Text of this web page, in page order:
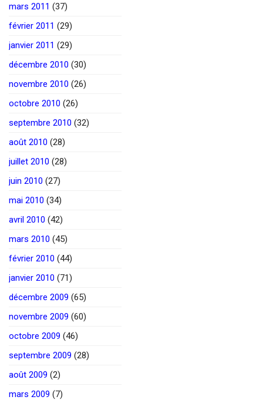
mars 2011 (37)
février 2011 (29)
janvier 2011 (29)
décembre 2010 (30)
novembre 2010 (26)
octobre 2010 (26)
septembre 2010 (32)
août 2010 (28)
juillet 2010 (28)
juin 2010 (27)
mai 2010 (34)
avril 2010 (42)
mars 2010 (45)
février 2010 (44)
janvier 2010 (71)
décembre 2009 (65)
novembre 2009 (60)
octobre 2009 (46)
septembre 2009 (28)
août 2009 (2)
mars 2009 (7)